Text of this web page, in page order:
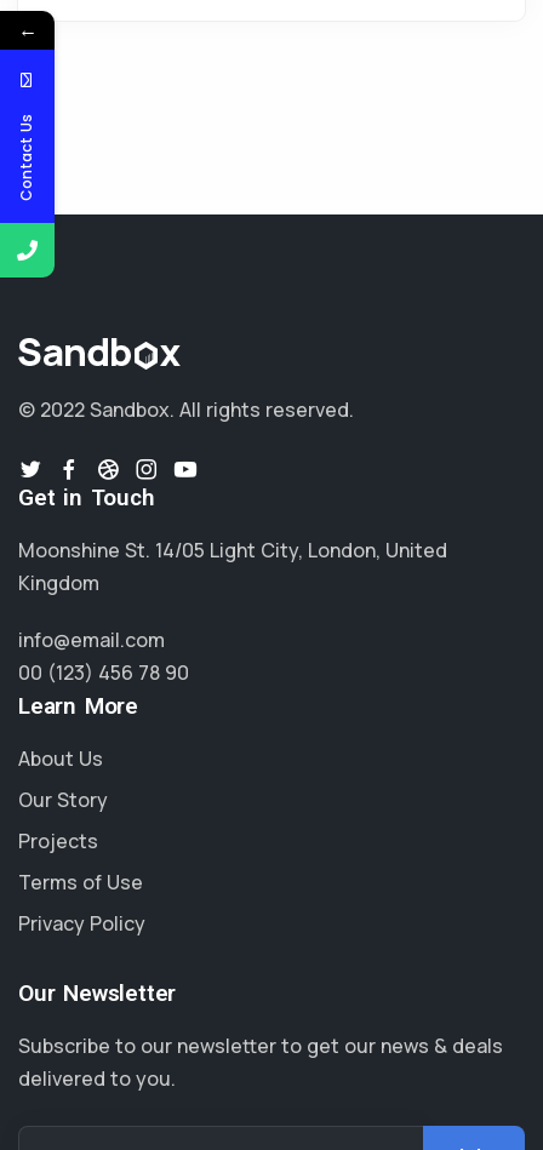
© 2022 Sandbox. All rights reserved.
Get in Touch
Moonshine St. 14/05 Light City, London, United
Kingdom
info@email.com
00 (123) 456 78 90
Learn More
About Us
Our Story
Projects
Terms of Use
Privacy Policy
Our Newsletter
Subscribe to our newsletter to get our news & deals
delivered to you.
←
Contact Us